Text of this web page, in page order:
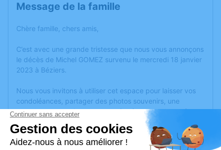
Message de la famille
Chère famille, chers amis,
C’est avec une grande tristesse que nous vous annonçons
le décès de Michel GOMEZ survenu le mercredi 18 janvier
2023 à Béziers.
Nous vous invitons à utiliser cet espace pour laisser vos
condoléances, partager des photos souvenirs, une
anecdote ou exprimer vos pensées à travers des poèmes
ou des textes. Cet endroit est un lieu d'expression dédié à
honorer la mémoire de Michel GOMEZ.